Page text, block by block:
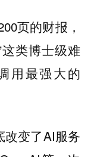
页的财报，
类博士级难
用最强大的
改变了AI服务